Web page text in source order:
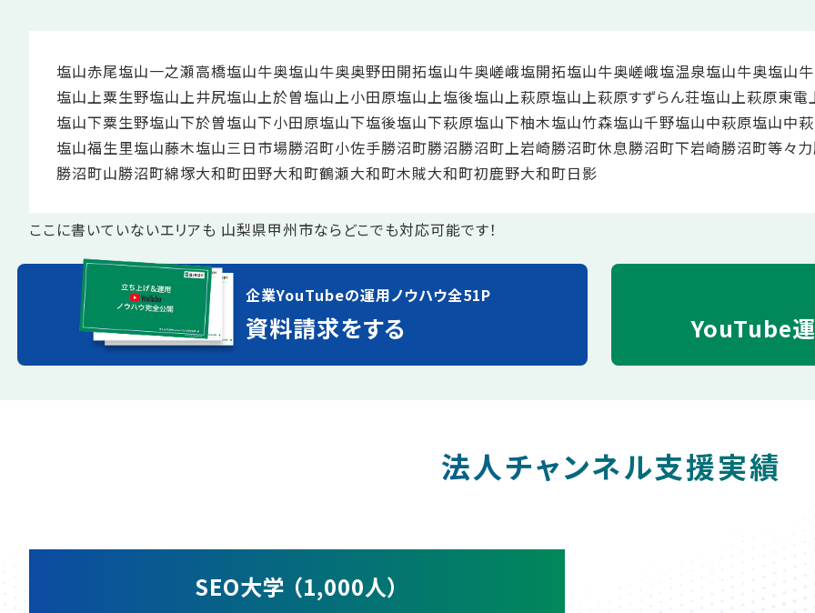
塩山赤尾塩山一之瀬高橋塩山牛奥塩山牛奥奥野田開拓塩山牛奥嵯峨塩開拓塩山牛奥嵯峨塩温泉塩山牛奥塩山
塩山上粟生野塩山上井尻塩山上於曽塩山上小田原塩山上塩後塩山上萩原塩山上萩原すずらん荘塩山上萩原東電
塩山下粟生野塩山下於曽塩山下小田原塩山下塩後塩山下萩原塩山下柚木塩山竹森塩山千野塩山中萩原塩山中
塩山福生里塩山藤木塩山三日市場勝沼町小佐手勝沼町勝沼勝沼町上岩崎勝沼町休息勝沼町下岩崎勝沼町等々力
勝沼町山勝沼町綿塚大和町田野大和町鶴瀬大和町木賊大和町初鹿野大和町日影
ここに書いていないエリアも 山梨県甲州市ならどこでも対応可能です！
企業YouTubeの運用ノウハウ全51P
資料請求をする YouTube
法人チャンネル支援実績
SEO大学 （1,000人）